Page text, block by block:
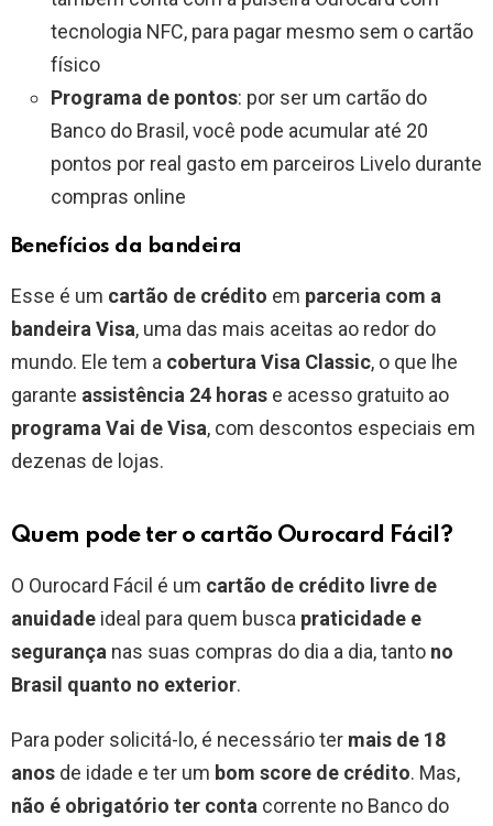
tecnologia NFC, para pagar mesmo sem o cartão
físico
Programa de pontos: por ser um cartão do
Banco do Brasil, você pode acumular até 20
pontos por real gasto em parceiros Livelo durante
compras online
Benefícios da bandeira
Esse é um cartão de crédito em parceria com a
bandeira Visa, uma das mais aceitas ao redor do
mundo. Ele tem a cobertura Visa Classic, o que lhe
garante assistência 24 horas e acesso gratuito ao
programa Vai de Visa, com descontos especiais em
dezenas de lojas.
Quem pode ter o cartão Ourocard Fácil?
O Ourocard Fácil é um cartão de crédito livre de
anuidade ideal para quem busca praticidade e
segurança nas suas compras do dia a dia, tanto no
Brasil quanto no exterior.
Para poder solicitá-lo, é necessário ter mais de 18
anos de idade e ter um bom score de crédito. Mas,
não é obrigatório ter conta corrente no Banco do